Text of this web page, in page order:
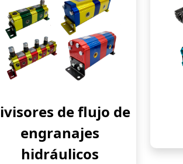
de flujo de
engranajes
hidráulicos